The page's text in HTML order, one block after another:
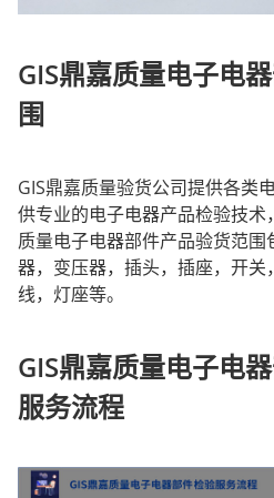
GIS鼎嘉质量电子电
围
GIS鼎嘉质量验货公司提供各类
供专业的电子电器产品检验技术
质量电子电器部件产品验货范
器，变压器，插头，插座，开
线，灯座等。
GIS鼎嘉质量电子电
服务流程